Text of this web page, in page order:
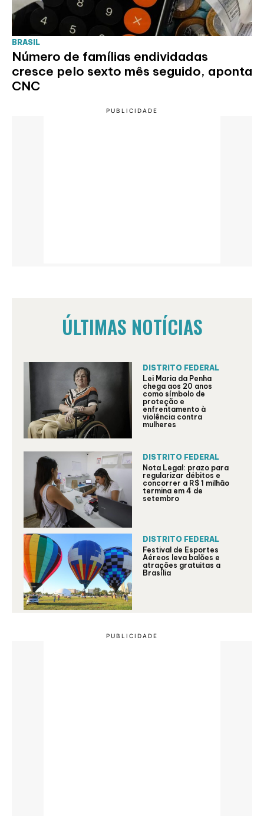
BRASIL
Número de famílias endividadas
cresce pelo sexto mês seguido, aponta
CNC
ÚLTIMAS NOTÍCIAS
DISTRITO FEDERAL
Lei Maria da Penha
chega aos 20 anos
como símbolo de
proteção e
enfrentamento à
violência contra
mulheres
DISTRITO FEDERAL
Nota Legal: prazo para
regularizar débitos e
concorrer a R$ 1 milhão
termina em 4 de
setembro
DISTRITO FEDERAL
Festival de Esportes
Aéreos leva balões e
atrações gratuitas a
Brasília